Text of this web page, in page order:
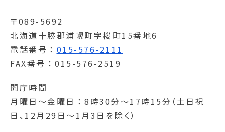
〒089-5692
北海道十勝郡浦幌町字桜町15番地6
電話番号
015-576-2111
FAX番号
015-576-2519
開庁時間
月曜日～金曜日
8時30分～17時15分（土日祝
日、12月29日～1月3日を除く）